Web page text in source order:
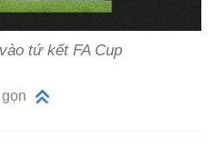
tứ kết FA Cup